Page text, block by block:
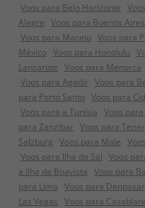
Voos para Belo Horizonte
Alegre Voos para Buenos Aires
Voos para Maceio Voos para
México Voos para Honolulu
Lanzarote Voos para Menorca
Voos para Agadir Voos para
para Porto Santo Voos para
Voos para a Tunísia Voos
para Zanzibar Voos para
Salzburg Voos para Male
Voos para Ilha do Sal Voos
a Ilha da Boavista Voos para
para Lima Voos para
Las Vegas Voos para